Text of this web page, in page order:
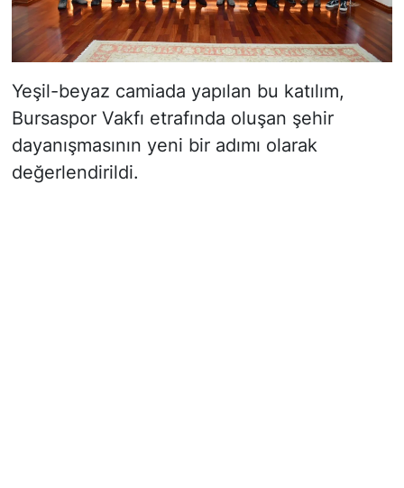
Yeşil-beyaz camiada yapılan bu katılım,
Bursaspor Vakfı etrafında oluşan şehir
dayanışmasının yeni bir adımı olarak
değerlendirildi.